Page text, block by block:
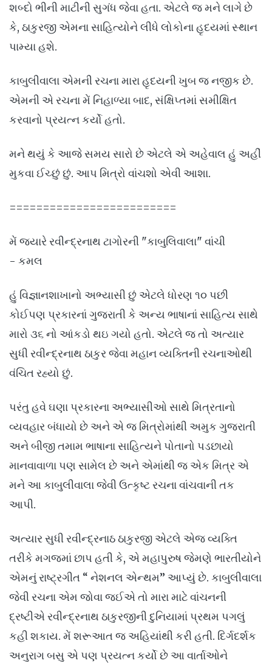
શબ્દો ભીની માટીની સુગંધ જેવા હતા. એટલે જ મને લાગે છે
કે, ઠાકુરજી એમના સાહિત્યોને લીધે લોકોના હૃદયમાં સ્થાન
પામ્યા હશે.
કાબુલીવાલા એમની રચના મારા હૃદયની ખુબ જ નજીક છે.
એમની એ રચના મેં નિહાળ્યા બાદ, સંક્ષિપ્તમાં સમીક્ષિત
કરવાનો પ્રયત્ન કર્યો હતો.
મને થયું કે આજે સમય સારો છે એટલે એ અહેવાલ હું અહીં
મુકવા ઈચ્છું છું. આપ મિત્રો વાંચશો એવી આશા.
=========================
મેં જ્યારે રવીન્દ્રનાથ ટાગોરની "કાબુલિવાલા" વાંચી
- કમલ
હું વિજ્ઞાનશાખાનો અભ્યાસી છું એટલે ધોરણ ૧૦ પછી
કોઈપણ પ્રકારનાં ગુજરાતી કે અન્ય ભાષાનાં સાહિત્ય સાથે
મારો ૩૬ નો આંકડો થઇ ગયો હતો. એટલે જ તો અત્યાર
સુધી રવીન્દ્રનાથ ઠાકુર જેવા મહાન વ્યક્તિની રચનાઓથી
વંચિત રહ્યો છું.
પરંતુ હવે ઘણા પ્રકારના અભ્યાસીઓ સાથે મિત્રતાનો
વ્યવહાર બંધાયો છે અને એ જ મિત્રોમાંથી અમુક ગુજરાતી
અને બીજી તમામ ભાષાના સાહિત્યને પોતાનો પડછાયો
માનવાવાળા પણ સામેલ છે અને એમાંથી જ એક મિત્ર એ
મને આ કાબુલીવાલા જેવી ઉત્કૃષ્ટ રચના વાંચવાની તક
આપી.
અત્યાર સુધી રવીન્દ્રનાઠ ઠાકુરજી એટલે એજ વ્યક્તિ
તરીકે મગજમાં છાપ હતી કે, એ મહાપુરુષ જેમણે ભારતીયોને
એમનું રાષ્ટ્રગીત “ નેશનલ એન્થમ” આપ્યું છે. કાબુલીવાલા
જેવી રચના એમ જોવા જઈએ તો મારા માટે વાંચનની
દ્રષ્ટીએ રવીન્દ્રનાથ ઠાકુરજીની દુનિયામાં પ્રથમ પગલું
કહી શકાય. મેં શરૂઆત જ અહિયાંથી કરી હતી. દિર્ગદર્શક
અનુરાગ બસુ એ પણ પ્રયત્ન કર્યો છે આ વાર્તાઓને